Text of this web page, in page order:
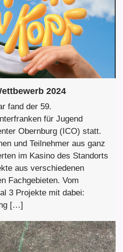
2024
fand der 59.
für Jugend
Obernburg (ICO) statt.
und Teilnehmer aus ganz
im Kasino des Standorts
aus verschiedenen
Fachgebieten. Vom
3 Projekte mit dabei:
[…]